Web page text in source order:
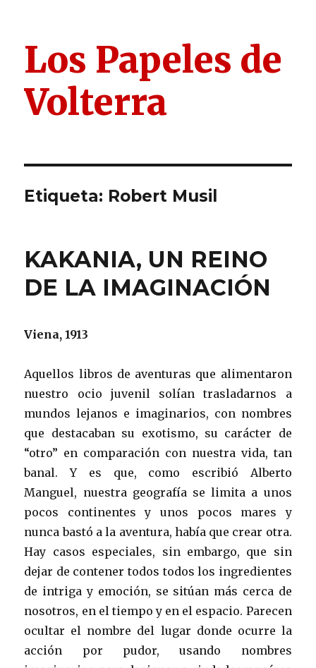
Los Papeles de
Volterra
Etiqueta: Robert Musil
KAKANIA, UN REINO
DE LA IMAGINACIÓN
Viena, 1913
Aquellos libros de aventuras que alimentaron
nuestro ocio juvenil solían trasladarnos a
mundos lejanos e imaginarios, con nombres
que destacaban su exotismo, su carácter de
“otro” en comparación con nuestra vida, tan
banal. Y es que, como escribió Alberto
Manguel, nuestra geografía se limita a unos
pocos continentes y unos pocos mares y
nunca bastó a la aventura, había que crear otra.
Hay casos especiales, sin embargo, que sin
dejar de contener todos todos los ingredientes
de intriga y emoción, se sitúan más cerca de
nosotros, en el tiempo y en el espacio. Parecen
ocultar el nombre del lugar donde ocurre la
acción por pudor, usando nombres